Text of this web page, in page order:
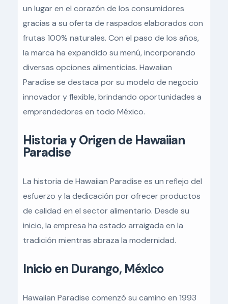
un lugar en el corazón de los consumidores
gracias a su oferta de raspados elaborados con
frutas 100% naturales. Con el paso de los años,
la marca ha expandido su menú, incorporando
diversas opciones alimenticias. Hawaiian
Paradise se destaca por su modelo de negocio
innovador y flexible, brindando oportunidades a
emprendedores en todo México.
Historia y Origen de Hawaiian
Paradise
La historia de Hawaiian Paradise es un reflejo del
esfuerzo y la dedicación por ofrecer productos
de calidad en el sector alimentario. Desde su
inicio, la empresa ha estado arraigada en la
tradición mientras abraza la modernidad.
Inicio en Durango, México
Hawaiian Paradise comenzó su camino en 1993